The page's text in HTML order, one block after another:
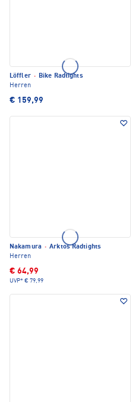
Löffler · Bike Radtights
Herren
€ 159,99
Nakamura · Arktos Radtights
Herren
€ 64,99
UVP* € 79,99